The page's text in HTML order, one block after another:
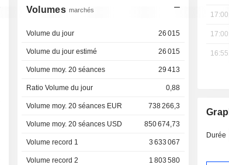
Volumes marchés
Volume du jour 26 015
Volume du jour estimé 26 015
Volume moy. 20 séances 29 413
Ratio Volume du jour 0,88
Volume moy. 20 séances EUR 738 266,3
Volume moy. 20 séances USD 850 674,73
Volume record 1 3 633 067
Volume record 2 1 803 580
Durée